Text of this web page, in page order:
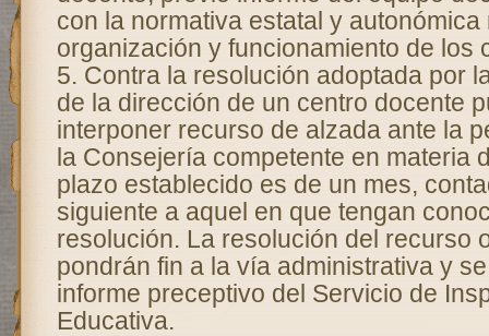
con la normativa estatal y
organización y funcionamiento de los
5. Contra la resolución adoptada por
de la dirección de un centro docente
interponer recurso de alzada ante la
la Consejería competente en materia
plazo establecido es de un mes,
siguiente a aquel en que tengan
resolución. La resolución del recurso
pondrán fin a la vía administrativa y
informe preceptivo del Servicio de
Educativa.